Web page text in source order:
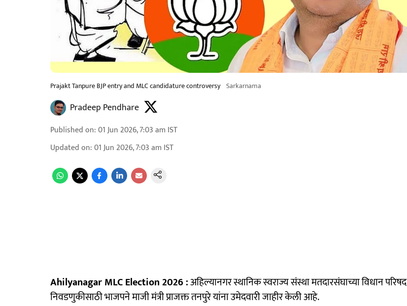
Prajakt Tanpure BJP entry and MLC candidature controversy Sarkarnama
Pradeep Pendhare
Published on:01 Jun 2026, 7:03 am IST
Updated on:01 Jun 2026, 7:03 am IST
Ahilyanagar MLC Election 2026 :अहिल्यानगर स्थानिक स्वराज्य संस्था मतदारसंघाच्या विधान परिषद
निवडणुकीसाठी भाजपने माजी मंत्री प्राजक्त तनपुरे यांना उमेदवारी जाहीर केली आहे.